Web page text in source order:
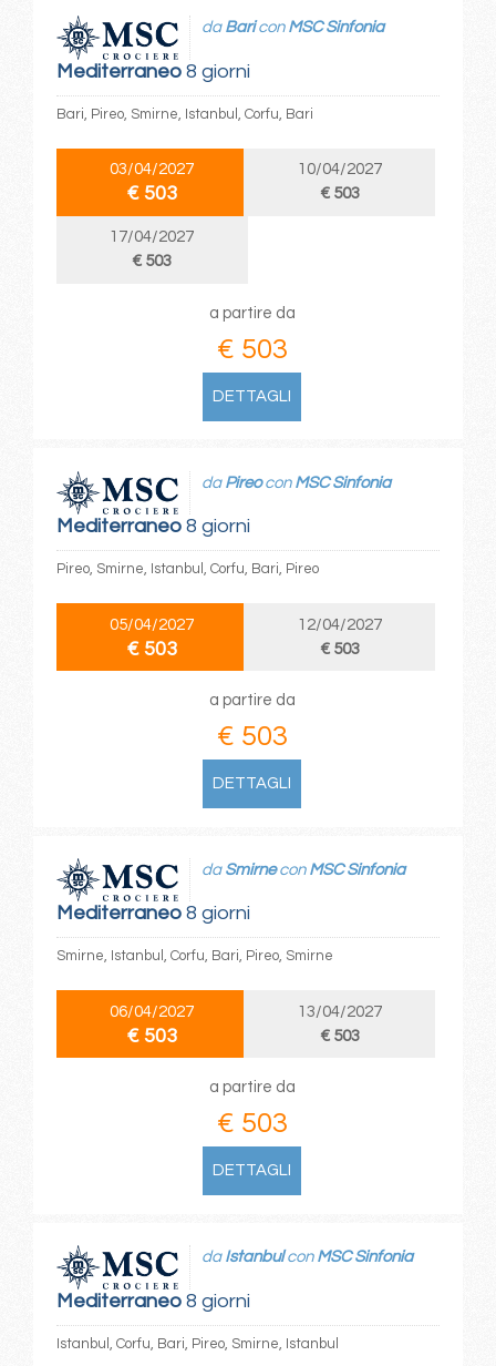
Mediterraneo8 giorni
da Baricon MSC Sinfonia
Bari, Pireo, Smirne, Istanbul, Corfu, Bari
03/04/2027
€ 503
10/04/2027
€ 503
17/04/2027
€ 503
a partire da
€ 503
DETTAGLI
Mediterraneo8 giorni
da Pireocon MSC Sinfonia
Pireo, Smirne, Istanbul, Corfu, Bari, Pireo
05/04/2027
€ 503
12/04/2027
€ 503
a partire da
€ 503
DETTAGLI
Mediterraneo8 giorni
da Smirnecon MSC Sinfonia
Smirne, Istanbul, Corfu, Bari, Pireo, Smirne
06/04/2027
€ 503
13/04/2027
€ 503
a partire da
€ 503
DETTAGLI
Mediterraneo8 giorni
da Istanbulcon MSC Sinfonia
Istanbul, Corfu, Bari, Pireo, Smirne, Istanbul